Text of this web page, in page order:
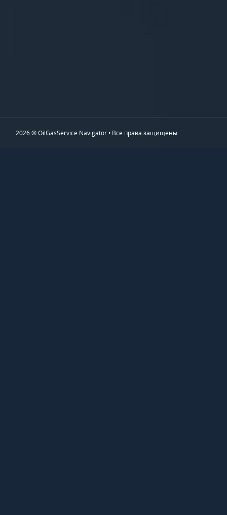
2026 ® OilGasService Navigator • Все права защищены